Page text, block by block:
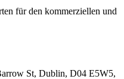
für den kommerziellen und
St, Dublin, D04 E5W5,